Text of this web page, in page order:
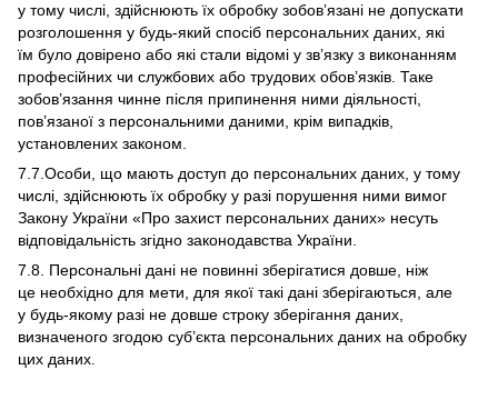
у тому числі, здійснюють їх обробку зобов’язані не допускати
розголошення у будь-який спосіб персональних даних, які
їм було довірено або які стали відомі у зв’язку з виконанням
професійних чи службових або трудових обов’язків. Таке
зобов’язання чинне після припинення ними діяльності,
пов’язаної з персональними даними, крім випадків,
установлених законом.
7.7.Особи, що мають доступ до персональних даних, у тому
числі, здійснюють їх обробку у разі порушення ними вимог
Закону України «Про захист персональних даних» несуть
відповідальність згідно законодавства України.
7.8. Персональні дані не повинні зберігатися довше, ніж
це необхідно для мети, для якої такі дані зберігаються, але
у будь-якому разі не довше строку зберігання даних,
визначеного згодою суб’єкта персональних даних на обробку
цих даних.